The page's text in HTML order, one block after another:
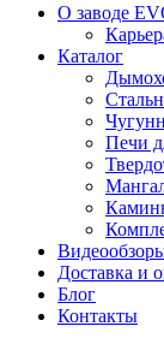
О заводе
Каталог
Печи
Доставка и
Блог
Контакты